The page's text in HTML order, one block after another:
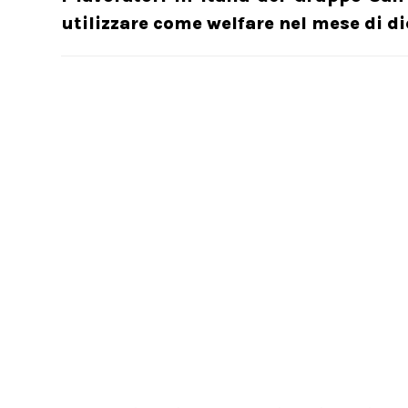
utilizzare come welfare nel mese di